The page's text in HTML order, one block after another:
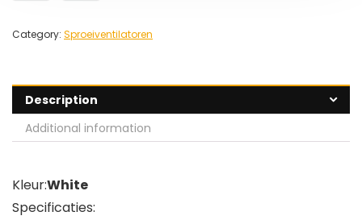
Category: Sproeiventilatoren
Description
Additional information
Kleur:White
Specificaties: